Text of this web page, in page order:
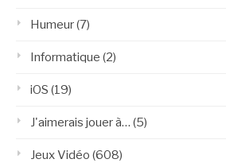
Humeur(7)
Informatique (2)
iOS (19)
J'aimerais jouer à… (5)
Jeux Vidéo (608)